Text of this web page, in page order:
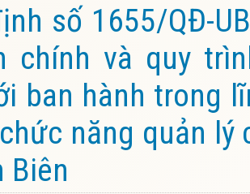
số 1655/QĐ-
chính và quy
ban hành trong
năng quản
Biên